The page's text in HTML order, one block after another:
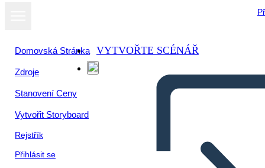
Domovská Stránka
Zdroje
Stanovení Ceny
Vytvořit Storyboard
Rejstřík
Přihlásit se
VYTVOŘTE SCÉNÁŘ